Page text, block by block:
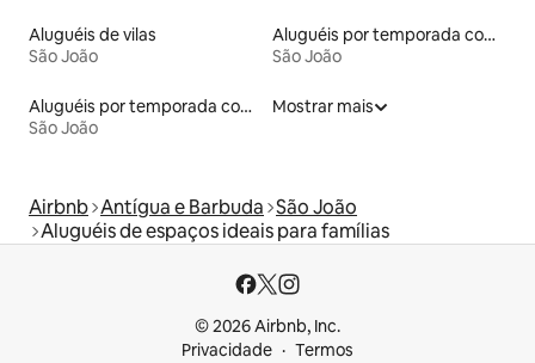
Aluguéis de vilas
São João
Aluguéis por temporada com café da manhã
São João
Aluguéis por temporada com suítes privativas
São João
Mostrar mais
Airbnb Antígua e Barbuda São João
Aluguéis de espaços ideais para famílias
© 2026 Airbnb, Inc.
Privacidade
Termos